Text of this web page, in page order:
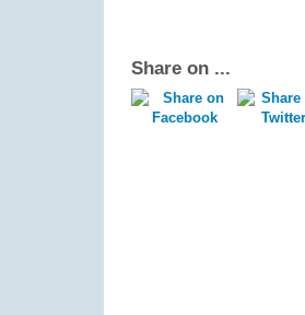
Share on ...